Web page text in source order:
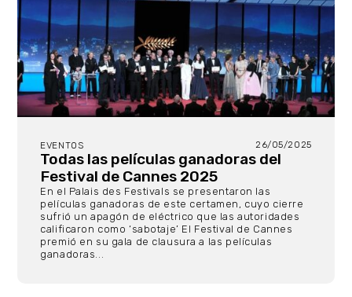
EVENTOS 26/05/2025
Todas las películas ganadoras del
Festival de Cannes 2025
En el Palais des Festivals se presentaron las
películas ganadoras de este certamen, cuyo cierre
sufrió un apagón de eléctrico que las autoridades
calificaron como ‘sabotaje’ El Festival de Cannes
premió en su gala de clausura a las películas
ganadoras...